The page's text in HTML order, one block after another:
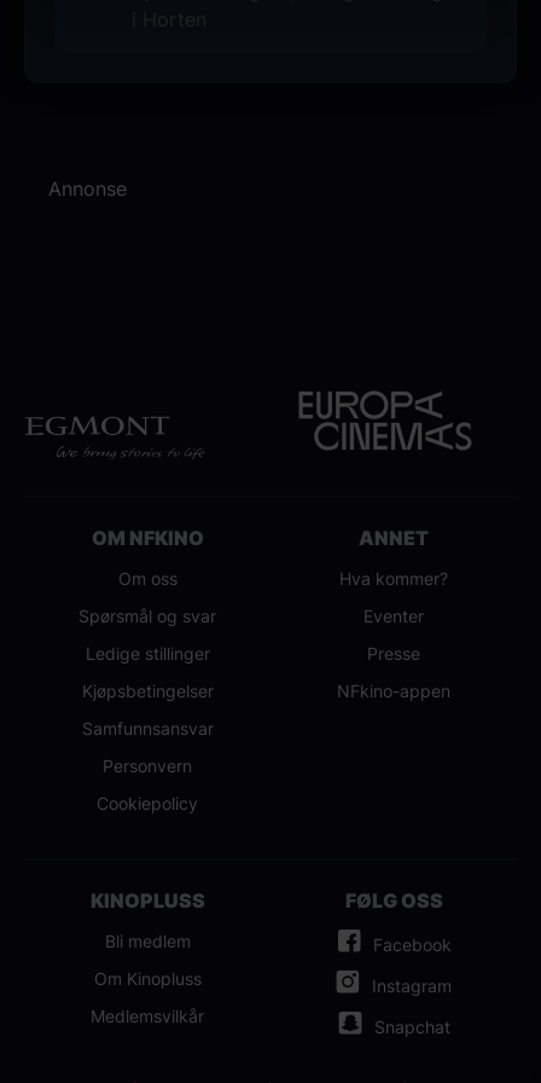
Annonse
OM NFKINO
Om oss
Spørsmål og svar
Ledige stillinger
Kjøpsbetingelser
Samfunnsansvar
Personvern
Cookiepolicy
ANNET
Hva kommer?
Eventer
Presse
NFkino-appen
KINOPLUSS
Bli medlem
Om Kinopluss
Medlemsvilkår
FØLG OSS
Facebook
Instagram
Snapchat